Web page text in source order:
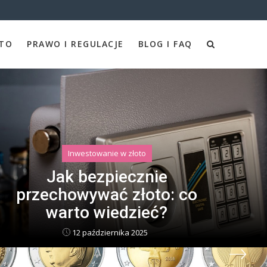
PRAWO I REGULACJE BLOG I FAQ
Blog i FAQ
Ile można zarobić na
sprzedaży złota i jak
zwiększyć swoje zyski?
26 września 2025